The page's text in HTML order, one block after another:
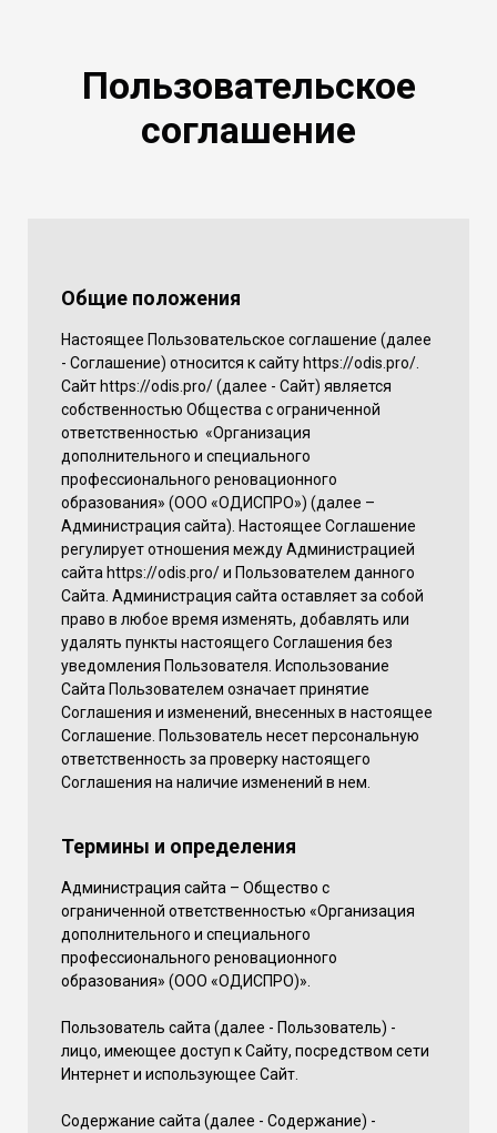
Пользовательское
соглашение
Общие положения
Настоящее Пользовательское соглашение (далее
- Соглашение) относится к сайту https://odis.pro/.
Сайт https://odis.pro/ (далее - Сайт) является
собственностью Общества с ограниченной
ответственностью «Организация
дополнительного и специального
профессионального реновационного
образования» (ООО «ОДИСПРО») (далее –
Администрация сайта). Настоящее Соглашение
регулирует отношения между Администрацией
сайта https://odis.pro/ и Пользователем данного
Сайта. Администрация сайта оставляет за собой
право в любое время изменять, добавлять или
удалять пункты настоящего Соглашения без
уведомления Пользователя. Использование
Сайта Пользователем означает принятие
Соглашения и изменений, внесенных в настоящее
Соглашение. Пользователь несет персональную
ответственность за проверку настоящего
Соглашения на наличие изменений в нем.
Термины и определения
Администрация сайта – Общество с
ограниченной ответственностью «Организация
дополнительного и специального
профессионального реновационного
образования» (ООО «ОДИСПРО)».
Пользователь сайта (далее - Пользователь) -
лицо, имеющее доступ к Сайту, посредством сети
Интернет и использующее Сайт.
Содержание сайта (далее - Содержание) -